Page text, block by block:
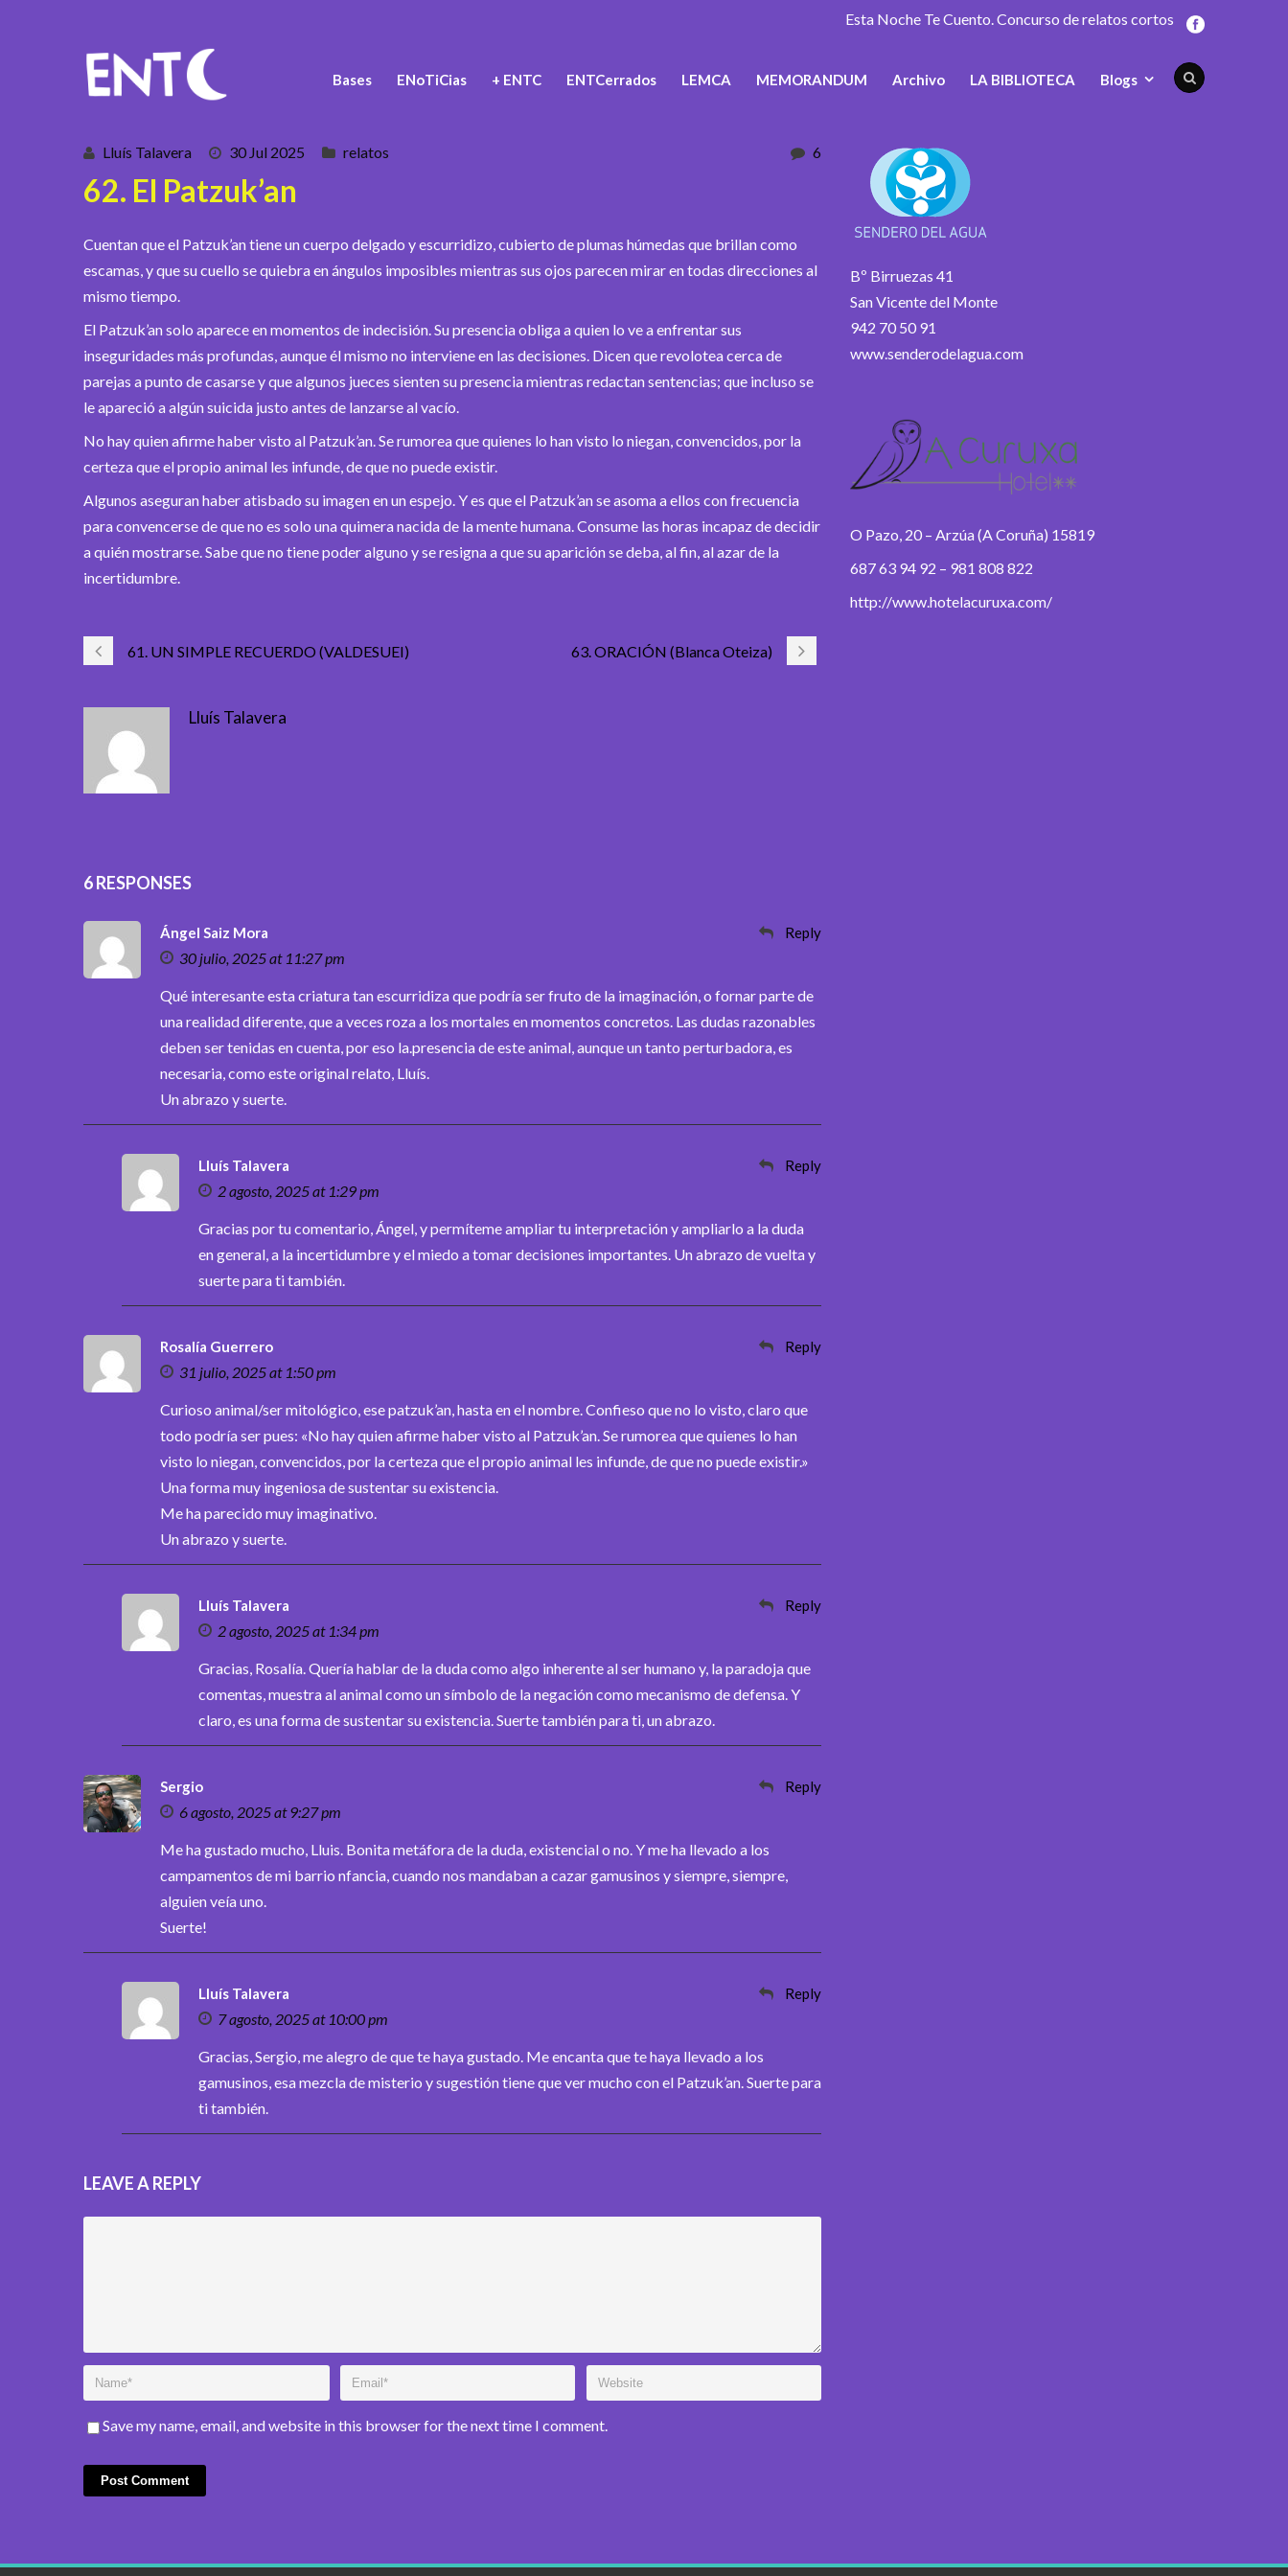
Esta Noche Te Cuento. Concurso de relatos cortos
Bases ENoTiCias + ENTC ENTCerrados LEMCA MEMORANDUM Archivo LA BIBLIOTECA Blogs
Lluís Talavera 30 Jul 2025 relatos 6
62. El Patzuk’an
Cuentan que el Patzuk’an tiene un cuerpo delgado y escurridizo, cubierto de plumas húmedas que brillan como
escamas, y que su cuello se quiebra en ángulos imposibles mientras sus ojos parecen mirar en todas direcciones al
mismo tiempo.
El Patzuk’an solo aparece en momentos de indecisión. Su presencia obliga a quien lo ve a enfrentar sus
inseguridades más profundas, aunque él mismo no interviene en las decisiones. Dicen que revolotea cerca de
parejas a punto de casarse y que algunos jueces sienten su presencia mientras redactan sentencias; que incluso se
le apareció a algún suicida justo antes de lanzarse al vacío.
No hay quien afirme haber visto al Patzuk’an. Se rumorea que quienes lo han visto lo niegan, convencidos, por la
certeza que el propio animal les infunde, de que no puede existir.
Algunos aseguran haber atisbado su imagen en un espejo. Y es que el Patzuk’an se asoma a ellos con frecuencia
para convencerse de que no es solo una quimera nacida de la mente humana. Consume las horas incapaz de decidir
a quién mostrarse. Sabe que no tiene poder alguno y se resigna a que su aparición se deba, al fin, al azar de la
incertidumbre.
61. UN SIMPLE RECUERDO (VALDESUEI) 63. ORACIÓN (Blanca Oteiza)
Lluís Talavera
6 RESPONSES
Ángel Saiz Mora
30 julio, 2025 at 11:27 pm
Reply
Qué interesante esta criatura tan escurridiza que podría ser fruto de la imaginación, o fornar parte de
una realidad diferente, que a veces roza a los mortales en momentos concretos. Las dudas razonables
deben ser tenidas en cuenta, por eso la.presencia de este animal, aunque un tanto perturbadora, es
necesaria, como este original relato, Lluís.
Un abrazo y suerte.
Lluís Talavera
2 agosto, 2025 at 1:29 pm
Reply
Gracias por tu comentario, Ángel, y permíteme ampliar tu interpretación y ampliarlo a la duda
en general, a la incertidumbre y el miedo a tomar decisiones importantes. Un abrazo de vuelta y
suerte para ti también.
Rosalía Guerrero
31 julio, 2025 at 1:50 pm
Reply
Curioso animal/ser mitológico, ese patzuk’an, hasta en el nombre. Confieso que no lo visto, claro que
todo podría ser pues: «No hay quien afirme haber visto al Patzuk’an. Se rumorea que quienes lo han
visto lo niegan, convencidos, por la certeza que el propio animal les infunde, de que no puede existir.»
Una forma muy ingeniosa de sustentar su existencia.
Me ha parecido muy imaginativo.
Un abrazo y suerte.
Lluís Talavera
2 agosto, 2025 at 1:34 pm
Reply
Gracias, Rosalía. Quería hablar de la duda como algo inherente al ser humano y, la paradoja que
comentas, muestra al animal como un símbolo de la negación como mecanismo de defensa. Y
claro, es una forma de sustentar su existencia. Suerte también para ti, un abrazo.
Sergio
6 agosto, 2025 at 9:27 pm
Reply
Me ha gustado mucho, Lluis. Bonita metáfora de la duda, existencial o no. Y me ha llevado a los
campamentos de mi barrio nfancia, cuando nos mandaban a cazar gamusinos y siempre, siempre,
alguien veía uno.
Suerte!
Lluís Talavera
7 agosto, 2025 at 10:00 pm
Reply
Gracias, Sergio, me alegro de que te haya gustado. Me encanta que te haya llevado a los
gamusinos, esa mezcla de misterio y sugestión tiene que ver mucho con el Patzuk’an. Suerte para
ti también.
LEAVE A REPLY
Save my name, email, and website in this browser for the next time I comment.
Bº Birruezas 41
San Vicente del Monte
942 70 50 91
www.senderodelagua.com
O Pazo, 20 – Arzúa (A Coruña) 15819
687 63 94 92 – 981 808 822
http://www.hotelacuruxa.com/